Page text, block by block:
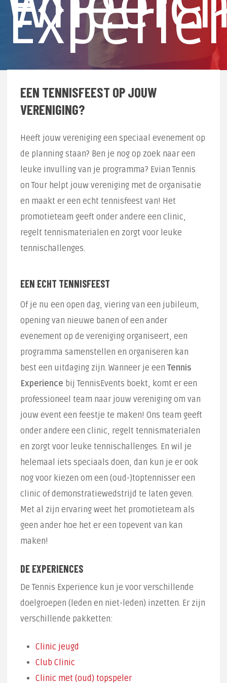
EEN TENNISFEEST OP JOUW
VERENIGING?
Heeft jouw vereniging een speciaal evenement op
de planning staan? Ben je nog op zoek naar een
leuke invulling van je programma? Evian Tennis
on Tour helpt jouw vereniging met de organisatie
en maakt er een echt tennisfeest van! Het
promotieteam geeft onder andere een clinic,
regelt tennismaterialen en zorgt voor leuke
tennischallenges.
EEN ECHT TENNISFEEST
Of je nu een open dag, viering van een jubileum,
opening van nieuwe banen of een ander
evenement op de vereniging organiseert, een
programma samenstellen en organiseren kan
best een uitdaging zijn. Wanneer je eenTennis
Experience bij TennisEvents boekt, komt er een
professioneel team naar jouw vereniging om van
jouw event een feestje te maken! Ons team geeft
onder andere een clinic, regelt tennismaterialen
en zorgt voor leuke tennischallenges. En wil je
helemaal iets speciaals doen, dan kun je er ook
nog voor kiezen om een (oud-)toptennisser een
clinic of demonstratiewedstrijd te laten geven.
Met al zijn ervaring weet het promotieteam als
geen ander hoe het er een topevent van kan
maken!
DE EXPERIENCES
De Tennis Experience kun je voor verschillende
doelgroepen (leden en niet-leden) inzetten. Er zijn
verschillende pakketten:
Clinic jeugd
Club Clinic
Clinic met (oud) topspeler